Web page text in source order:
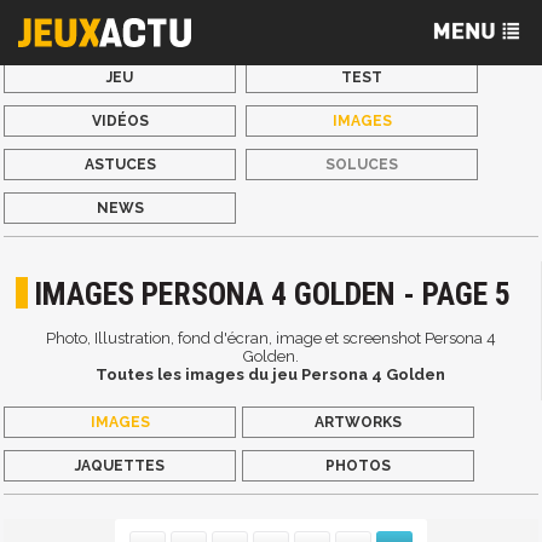
JEU TEST
VIDÉOS IMAGES
ASTUCES SOLUCES
NEWS
IMAGES PERSONA 4 GOLDEN - PAGE 5
Photo, Illustration, fond d'écran, image et screenshot Persona 4
Golden.
Toutes les images du jeu Persona 4 Golden
IMAGES ARTWORKS
JAQUETTES PHOTOS